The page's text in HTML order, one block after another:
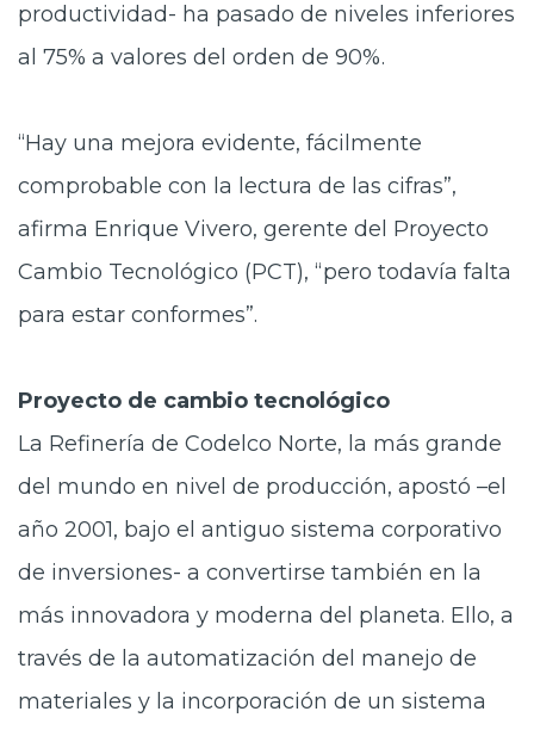
productividad- ha pasado de niveles inferiores
al 75% a valores del orden de 90%.
“Hay una mejora evidente, fácilmente
comprobable con la lectura de las cifras”,
afirma Enrique Vivero, gerente del Proyecto
Cambio Tecnológico (PCT), “pero todavía falta
para estar conformes”.
Proyecto de cambio tecnológico
La Refinería de Codelco Norte, la más grande
del mundo en nivel de producción, apostó –el
año 2001, bajo el antiguo sistema corporativo
de inversiones- a convertirse también en la
más innovadora y moderna del planeta. Ello, a
través de la automatización del manejo de
materiales y la incorporación de un sistema